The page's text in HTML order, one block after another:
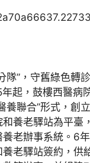
”，守舊綠色轉
起，鼓樓西醫病
養聯合”形式，創
養老驛站為平臺
老辦事系統。6
老驛站簽約，供